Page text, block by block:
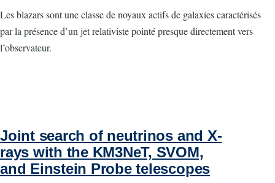
Les blazars sont une classe de noyaux actifs de galaxies caractérisés
par la présence d’un jet relativiste pointé presque directement vers
l’observateur.
Joint search of neutrinos and X-
rays with the KM3NeT, SVOM,
and Einstein Probe telescopes